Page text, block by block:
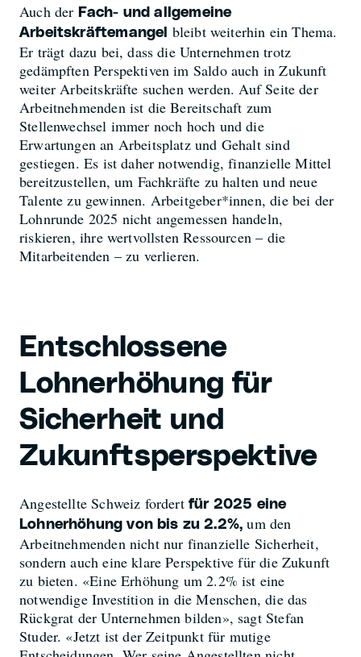
Auch der Fach- und allgemeine
Arbeitskräftemangel
bleibt weiterhin ein Thema.
Er trägt dazu bei, dass die Unternehmen trotz
gedämpften Perspektiven im Saldo auch in Zukunft
weiter Arbeitskräfte suchen werden. Auf Seite der
Arbeitnehmenden ist die Bereitschaft zum
Stellenwechsel immer noch hoch und die
Erwartungen an Arbeitsplatz und Gehalt sind
gestiegen. Es ist daher notwendig, finanzielle Mittel
bereitzustellen, um Fachkräfte zu halten und neue
Talente zu gewinnen. Arbeitgeber*innen, die bei der
Lohnrunde 2025 nicht angemessen handeln,
riskieren, ihre wertvollsten Ressourcen – die
Mitarbeitenden – zu verlieren.
Entschlossene
Lohnerhöhung für
Sicherheit und
Zukunftsperspektive
Angestellte Schweiz fordertfür 2025 eine
Lohnerhöhung von bis zu 2.2%, um den
Arbeitnehmenden nicht nur finanzielle Sicherheit,
sondern auch eine klare Perspektive für die Zukunft
zu bieten. «Eine Erhöhung um 2.2% ist eine
notwendige Investition in die Menschen, die das
Rückgrat der Unternehmen bilden», sagt Stefan
Studer. «Jetzt ist der Zeitpunkt für mutige